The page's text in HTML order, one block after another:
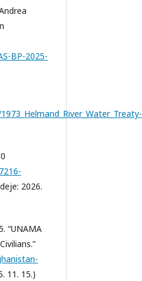
BP-2025-
2026.
“UNAMA
11. 15.)